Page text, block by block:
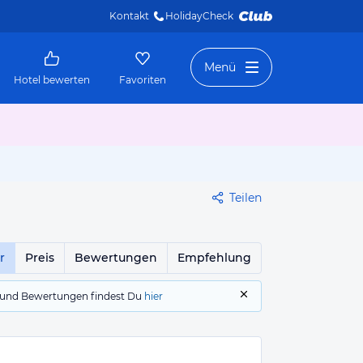
Kontakt HolidayCheck
Hotel bewerten Favoriten
Menü
Teilen
Preis Bewertungen Empfehlung
Bewertungen findest Du hier